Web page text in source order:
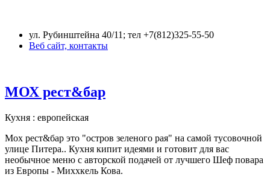
ул. Рубинштейна 40/11; тел +7(812)325-55-50
Веб сайт, контакты
МОХ рест&бар
Кухня : европейская
Мох рест&бар это "остров зеленого рая" на самой тусовочной
улице Питера.. Кухня кипит идеями и готовит для вас
необычное меню с авторской подачей от лучшего Шеф повара
из Европы - Миххкель Кова.